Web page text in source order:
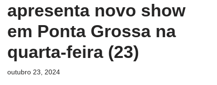
apresenta novo show
em Ponta Grossa na
quarta-feira (23)
outubro 23, 2024